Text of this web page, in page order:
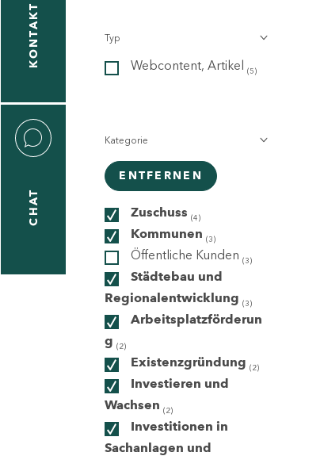
KONTAKT
CHAT
Typ
Webcontent, Artikel (5)
Kategorie
ENTFERNEN
Zuschuss (4)
Kommunen (3)
Öffentliche Kunden (3)
Städtebau und
Regionalentwicklung (3)
Arbeitsplatzförderun
g (2)
Existenzgründung (2)
Investieren und
Wachsen (2)
Investitionen in
Sachanlagen und